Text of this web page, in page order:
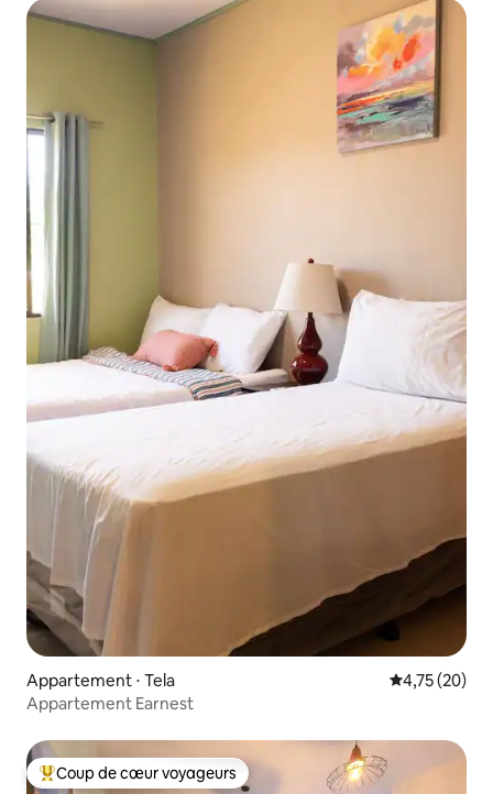
Appartement ⋅ Tela Évaluation
4,75 (20)
Appartement Earnest
Coups de cœur voyageurs les plus appréciés
Coup de cœur voyageurs